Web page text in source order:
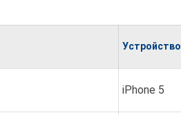
Устройство
iPhone 5